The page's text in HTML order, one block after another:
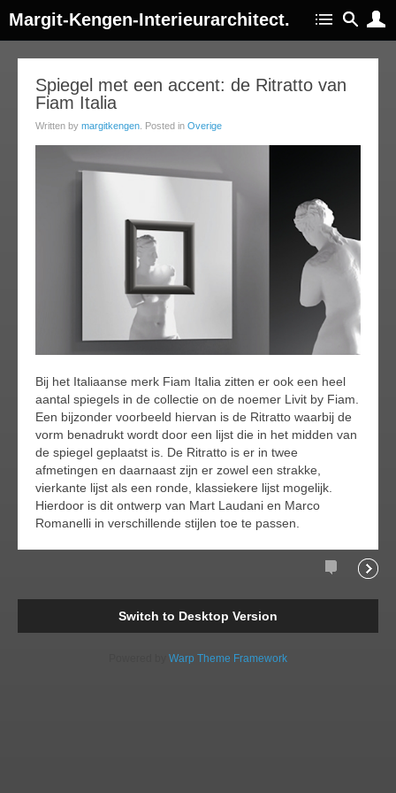
Margit-Kengen-Interieurarchitect.
Spiegel met een accent: de Ritratto van
Fiam Italia
Written by margitkengen . Posted in Overige
Bij het Italiaanse merk Fiam Italia zitten er ook een heel
aantal spiegels in de collectie on de noemer Livit by Fiam.
Een bijzonder voorbeeld hiervan is de Ritratto waarbij de
vorm benadrukt wordt door een lijst die in het midden van
de spiegel geplaatst is. De Ritratto is er in twee
afmetingen en daarnaast zijn er zowel een strakke,
vierkante lijst als een ronde, klassiekere lijst mogelijk.
Hierdoor is dit ontwerp van Mart Laudani en Marco
Romanelli in verschillende stijlen toe te passen.
Comments
Switch to Desktop Version
Warp Theme Framework